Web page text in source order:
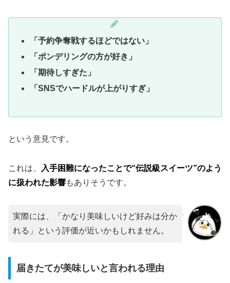
「予約争奪戦するほどではない」
「ポンデリングの方が好き」
「期待しすぎた」
「SNSでハードルが上がりすぎ」
という意見です。
これは、
入手困難になったことで“伝説級スイーツ”のよう
に扱われた影響もありそうです。
実際には、「かなり美味しいけど好みは分か
れる」という評価が近いかもしれません。
届きたてが美味しいと言われる理由